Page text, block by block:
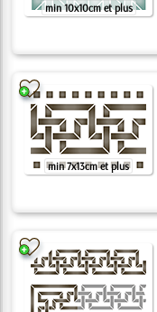
min 10x10cm et plus
min 7x13cm et plus